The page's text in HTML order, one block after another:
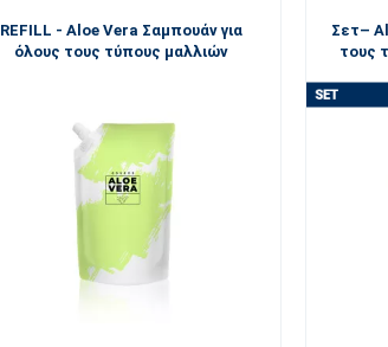
REFILL - Aloe Vera Σαμπουάν για
όλους τους τύπους μαλλιών
Σετ–
τους